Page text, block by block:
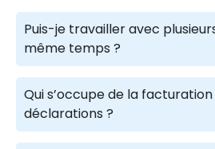
Puis-je travailler avec
même temps ?
Qui s’occupe de la
déclarations ?